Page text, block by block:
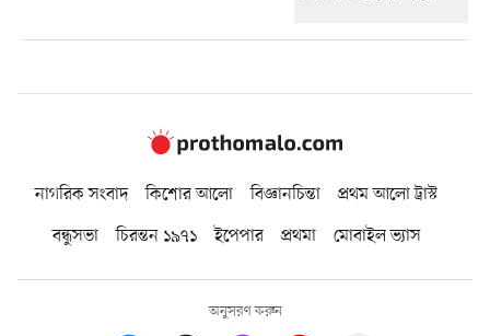
নাগরিক সংবাদ কিশোর আলো বিজ্ঞানচিন্তা
প্রথম আলো ট্রাস্ট
বন্ধুসভা
চিরন্তন ১৯৭১ ইপেপার প্রথমা মোবাইল ভ্যাস
অনুসরণ করুন